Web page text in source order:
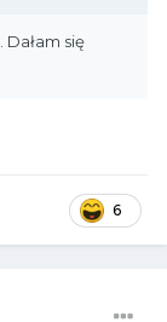
Dałam się
6